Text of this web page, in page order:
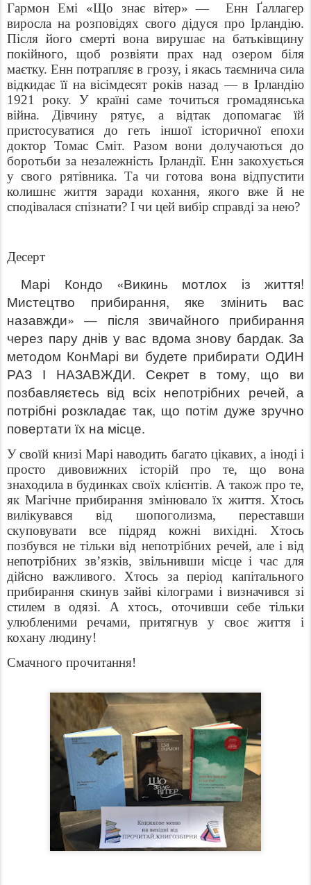
Гармон Емі «Що знає вітер» —
Енн Ґаллагер
виросла на розповідях свого дідуся про Ірландію.
Після його смерті вона вирушає на батьківщину
покійного, щоб розвіяти прах над озером біля
маєтку. Енн потрапляє в грозу, і якась таємнича сила
відкидає її на вісімдесят років назад — в Ірландію
1921 року. У країні саме точиться громадянська
війна. Дівчину рятує, а відтак допомагає їй
пристосуватися до геть іншої історичної епохи
доктор Томас Сміт. Разом вони долучаються до
боротьби за незалежність Ірландії. Енн закохується
у свого рятівника. Та чи готова вона відпустити
колишнє життя заради кохання, якого вже й не
сподівалася спізнати? І чи цей вибір справді за нею?
Десерт
Марі Кондо «Викинь мотлох із життя!
Мистецтво прибирання, яке змінить вас
назавжди» — після звичайного прибирання
через пару днів у вас вдома знову бардак. За
методом КонМарі ви будете прибирати ОДИН
РАЗ І НАЗАВЖДИ. Секрет в тому, що ви
позбавляєтесь від всіх непотрібних речей, а
потрібні розкладає так, що потім дуже зручно
повертати їх на місце.
У своїй книзі Марі наводить багато цікавих, а іноді і
просто дивовижних історій про те, що вона
знаходила в будинках своїх клієнтів. А також про те,
як Магічне прибирання змінювало їх життя. Хтось
вилікувався від шопоголизма, переставши
скуповувати все підряд кожні вихідні. Хтось
позбувся не тільки від непотрібних речей, але і від
непотрібних зв’язків, звільнивши місце і час для
дійсно важливого. Хтось за період капітального
прибирання скинув зайві кілограми і визначився зі
стилем в одязі. А хтось, оточивши себе тільки
улюбленими речами, притягнув у своє життя і
кохану людину!
Смачного прочитання!